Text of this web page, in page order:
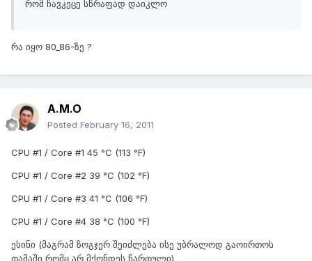
რომ ჩავკეცე სწრაფად დაიკლო
რა იყო 80_86-ზე ?
A.M.O
Posted February 16, 2011
CPU #1 / Core #1 45 °C (113 °F)
CPU #1 / Core #2 39 °C (102 °F)
CPU #1 / Core #3 41 °C (106 °F)
CPU #1 / Core #4 38 °C (100 °F)
ესინი (მაგრამ ზოგჯერ შეიძლება ისე უბრალოდ გაოირთოს
თამაში რომც არ მქონდეს ჩართული)